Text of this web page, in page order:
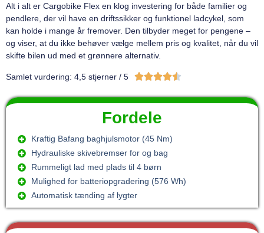
Alt i alt er Cargobike Flex en klog investering for både familier og
pendlere, der vil have en driftssikker og funktionel ladcykel, som
kan holde i mange år fremover. Den tilbyder meget for pengene –
og viser, at du ikke behøver vælge mellem pris og kvalitet, når du vil
skifte bilen ud med et grønnere alternativ.
Samlet vurdering: 4,5 stjerner / 5 
Fordele
Kraftig Bafang baghjulsmotor (45 Nm)
Hydrauliske skivebremser for og bag
Rummeligt lad med plads til 4 børn
Mulighed for batteriopgradering (576 Wh)
Automatisk tænding af lygter